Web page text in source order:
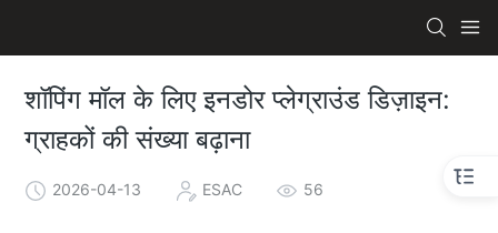
शॉपिंग मॉल के लिए इनडोर प्लेग्राउंड डिज़ाइन:
ग्राहकों की संख्या बढ़ाना
2026-04-13 ESAC 56